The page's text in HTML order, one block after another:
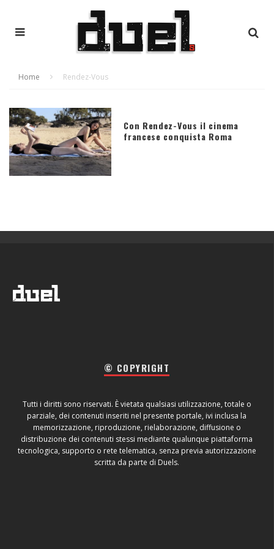
Home Rendez-Vous
Con Rendez-Vous il cinema
francese conquista Roma
© COPYRIGHT
Tutti i diritti sono riservati. È vietata qualsiasi utilizzazione, totale o
parziale, dei contenuti inseriti nel presente portale, ivi inclusa la
memorizzazione, riproduzione, rielaborazione, diffusione o
distribuzione dei contenuti stessi mediante qualunque piattaforma
tecnologica, supporto o rete telematica, senza previa autorizzazione
scritta da parte di Duels.